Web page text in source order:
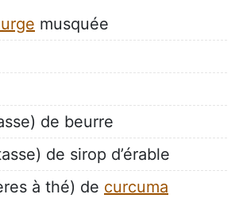
musquée
de beurre
de sirop d’érable
à thé) de curcuma